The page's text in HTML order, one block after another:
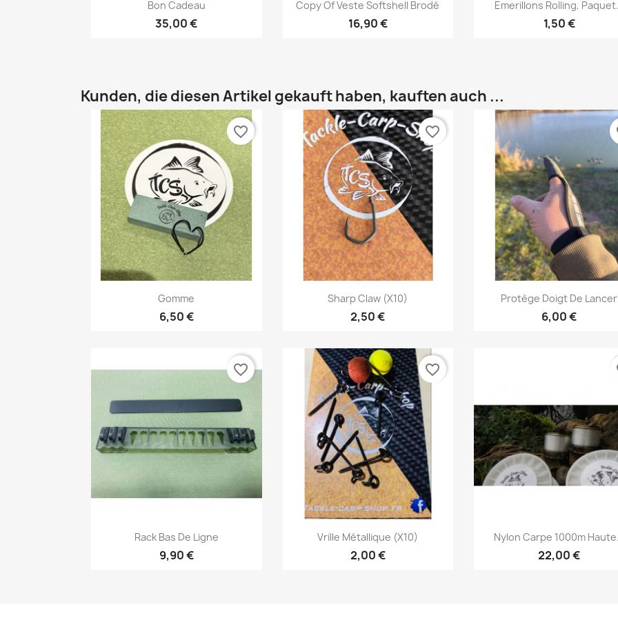
Bon Cadeau
35,00 €
Copy Of Veste Softshell Brodé
16,90 €
Emerillons Rolling,
1,50 €
Kunden, die diesen Artikel gekauft haben, kauften auch ...
Vorschau
Gomme
6,50 €
favorite_border
Vorschau
Sharp Claw (X10)
2,50 €
favorite_border
 Vorschau
Protège Doigt De Lancer
6,00 €
Vorschau
Rack Bas De Ligne
9,90 €
favorite_border
Vorschau
Vrille Métallique (x10)
2,00 €
favorite_border
Vorschau
Nylon Carpe 1000m
22,00 €